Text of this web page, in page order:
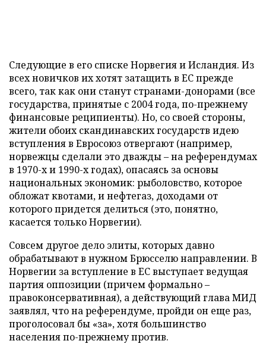
Следующие в его списке Норвегия и Исландия. Из
всех новичков их хотят затащить в ЕС прежде
всего, так как они станут странами-донорами (все
государства, принятые с 2004 года, по-прежнему
финансовые реципиенты). Но, со своей стороны,
жители обоих скандинавских государств идею
вступления в Евросоюз отвергают (например,
норвежцы сделали это дважды – на референдумах
в 1970-х и 1990-х годах), опасаясь за основы
национальных экономик: рыболовство, которое
обложат квотами, и нефтегаз, доходами от
которого придется делиться (это, понятно,
касается только Норвегии).
Совсем другое дело элиты, которых давно
обрабатывают в нужном Брюсселю направлении. В
Норвегии за вступление в ЕС выступает ведущая
партия оппозиции (причем формально –
правоконсервативная), а действующий глава МИД
заявлял, что на референдуме, пройди он еще раз,
проголосовал бы «за», хотя большинство
населения по-прежнему против.